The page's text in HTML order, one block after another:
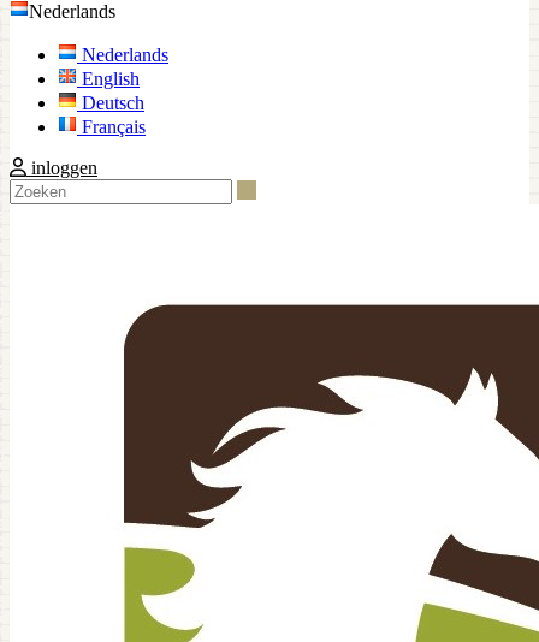
Nederlands
Nederlands
English
Deutsch
Français
inloggen